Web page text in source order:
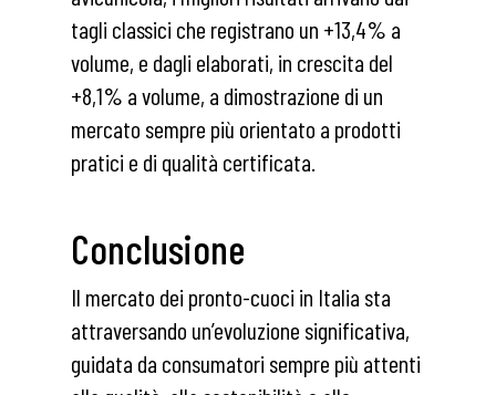
tagli classici che registrano un +13,4% a
volume, e dagli elaborati, in crescita del
+8,1% a volume, a dimostrazione di un
mercato sempre più orientato a prodotti
pratici e di qualità certificata.
Conclusione
Il mercato dei pronto-cuoci in Italia sta
attraversando un’evoluzione significativa,
guidata da consumatori sempre più attenti